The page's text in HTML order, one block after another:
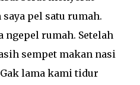
pel satu rumah.
ngepel rumah. Setelah
sempet makan nasi
lama kami tidur